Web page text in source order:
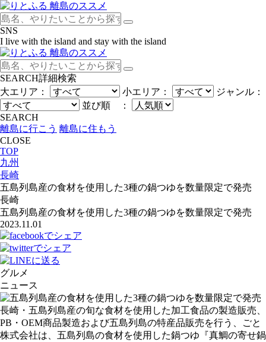
SNS
I live with the island and stay with the island
SEARCH詳細検索
大エリア：
小エリア：
ジャンル：
並び順 ：
SEARCH
離島に行こう 離島に住もう
CLOSE
TOP
九州
長崎
五島列島産の食材を使用した3種の鍋つゆを数量限定で発売
長崎
五島列島産の食材を使用した3種の鍋つゆを数量限定で発売
2023.11.01
グルメ
ニュース
長崎・五島列島産の旬な食材を使用した加工食品の製造販売、
PB・OEM商品製造および五島列島の特産品販売を行う、ごと
株式会社は、五島列島の食材を使用した鍋つゆ『真鯛の寄せ鍋